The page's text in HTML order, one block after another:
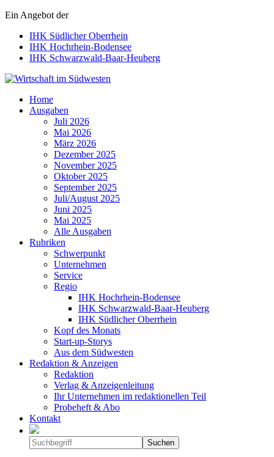
Ein Angebot der
IHK Südlicher Oberrhein
IHK Hochrhein-Bodensee
IHK Schwarzwald-Baar-Heuberg
Wirtschaft im Südwesten
Home
Ausgaben
Juli 2026
Mai 2026
März 2026
Dezember 2025
November 2025
Oktober 2025
September 2025
Juli/August 2025
Juni 2025
Mai 2025
Alle Ausgaben
Rubriken
Schwerpunkt
Unternehmen
Service
Regio
IHK Hochrhein-Bodensee
IHK Schwarzwald-Baar-Heuberg
IHK Südlicher Oberrhein
Kopf des Monats
Start-up-Storys
Aus dem Südwesten
Redaktion & Anzeigen
Redaktion
Verlag & Anzeigenleitung
Ihr Unternehmen im redaktionellen Teil
Probeheft & Abo
Kontakt